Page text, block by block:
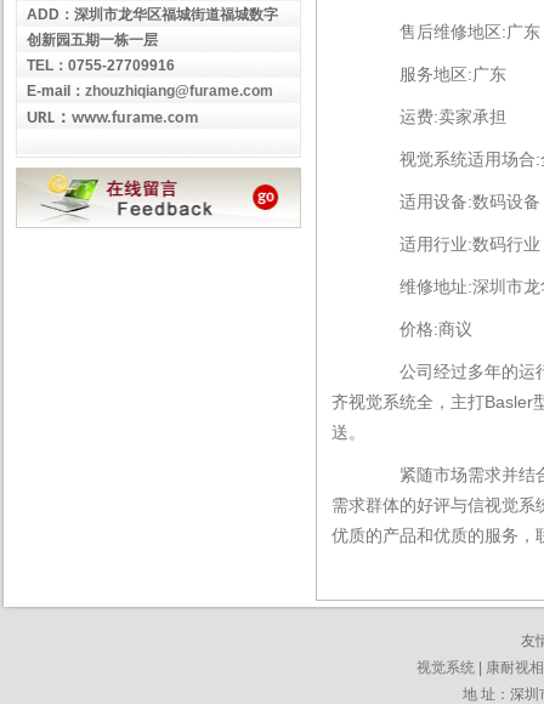
ADD ： 深圳市龙华区福城街道福城数字
创新园五期一栋一层
TEL ： 0755-27709916
E-mail ： zhouzhiqiang@furame.com
URL ： www.furame.com
售后维修地区:广东
服务地区:广东
运费:卖家承担
视觉系统适用场合:
适用设备:数码设备
适用行业:数码行业
维修地址:深圳市龙
价格:商议
公司经过多年的运行
齐视觉系统全，主打Basler
送。
紧随市场需求并结合
需求群体的好评与信视觉系
优质的产品和优质的服务
友
视觉系统|
康耐视
地 址： 深圳